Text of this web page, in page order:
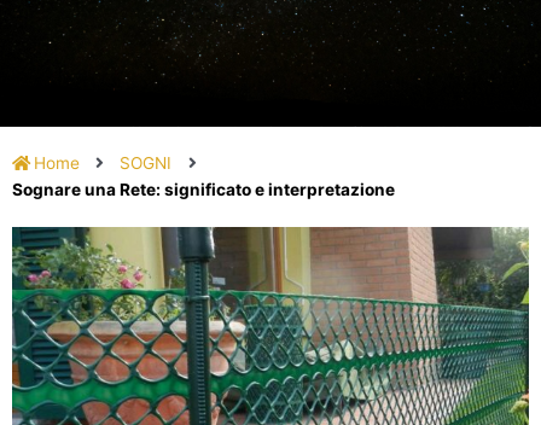
Home
SOGNI
Sognare una Rete: significato e interpretazione